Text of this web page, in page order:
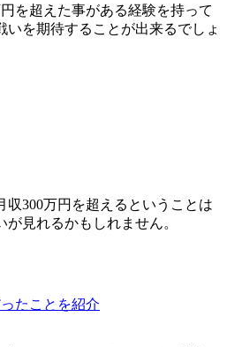
を超えた事がある経験を持って
いを期待することが出来るでしょ
収300万円を超えるということは
見れるかもしれません。